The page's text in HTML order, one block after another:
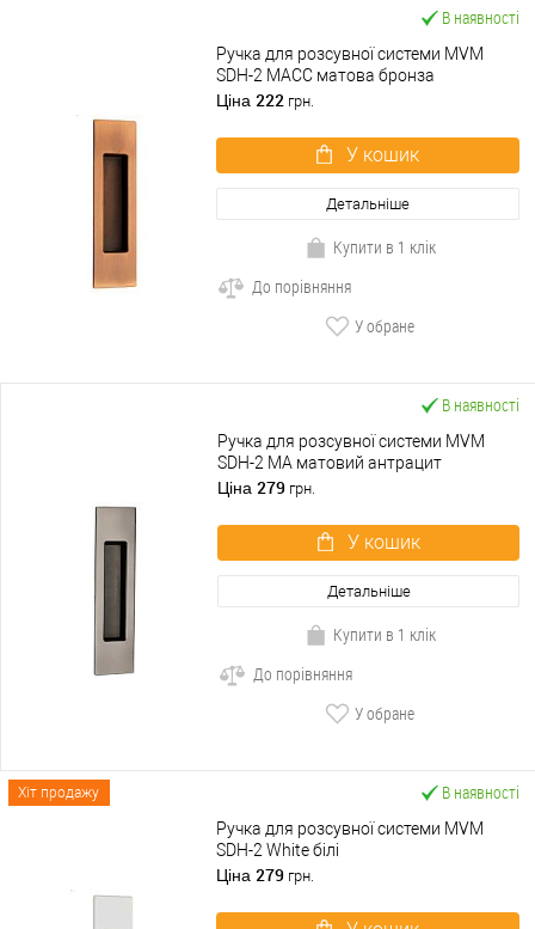
В наявності
Ручка для розсувної системи MVM
SDH-2 MACC матова бронза
Ціна 222 грн.
У кошик
Детальніше
Купити в 1 клік
До порівняння
У обране
В наявності
Ручка для розсувної системи MVM
SDH-2 MA матовий антрацит
Ціна 279 грн.
У кошик
Детальніше
Купити в 1 клік
До порівняння
У обране
Хіт продажу В наявності
Ручка для розсувної системи MVM
SDH-2 White білі
Ціна 279 грн.